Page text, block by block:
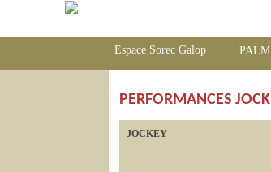
Espace Sorec Galop
PERFORMANCES
JOCKEY